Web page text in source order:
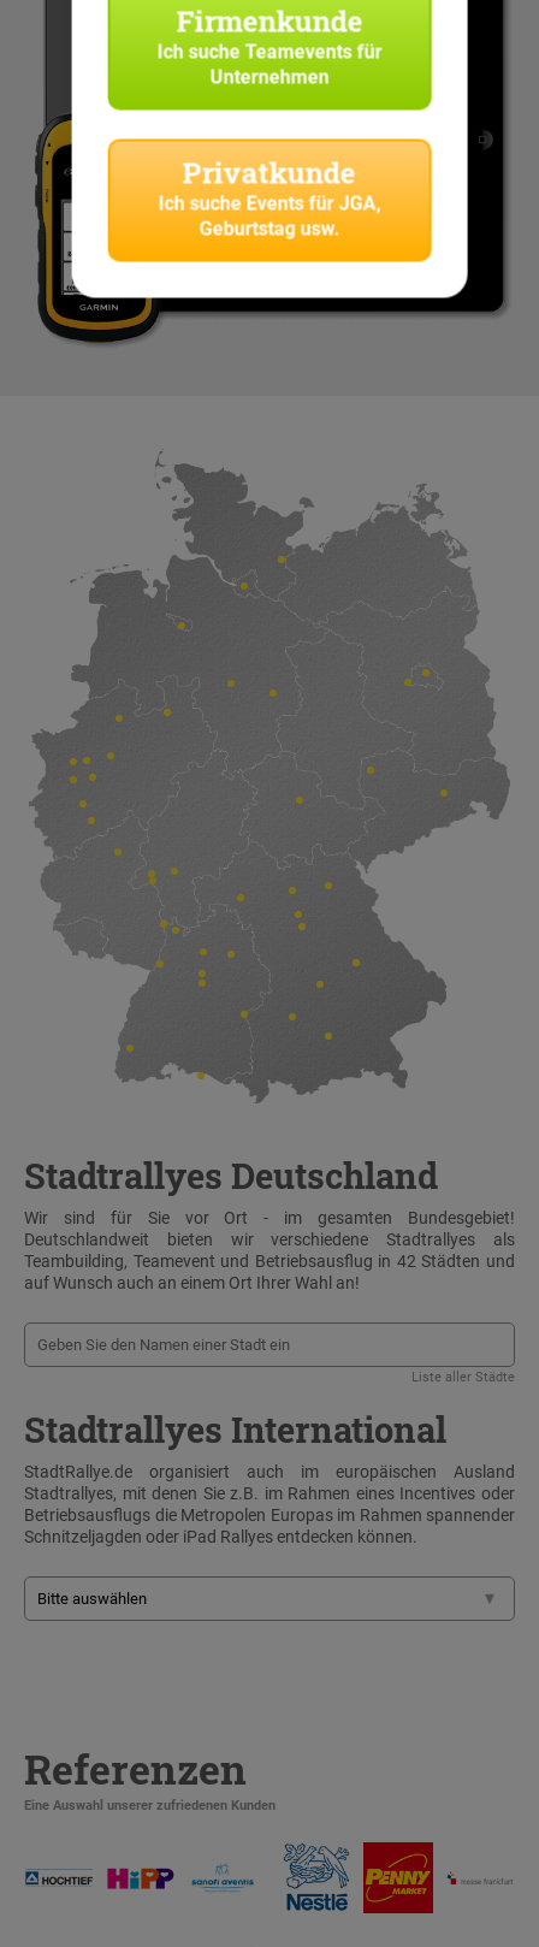
Stadtrallyes Deutschland
Wir sind für Sie vor Ort - im gesamten Bundesgebiet!
Deutschlandweit bieten wir verschiedene Stadtrallyes als
Teambuilding, Teamevent und Betriebsausflug in 42 Städten und
auf Wunsch auch an einem Ort Ihrer Wahl an!
Liste aller Städte
Stadtrallyes International
StadtRallye.de organisiert auch im europäischen Ausland
Stadtrallyes, mit denen Sie z.B. im Rahmen eines Incentives oder
Betriebsausflugs die Metropolen Europas im Rahmen spannender
Schnitzeljagden oder iPad Rallyes entdecken können.
Referenzen
Eine Auswahl unserer zufriedenen Kunden
Firmenkunde
Ich sucheTeamevents für
Unternehmen
Privatkunde
Ich suche Events für JGA,
Geburtstag usw.